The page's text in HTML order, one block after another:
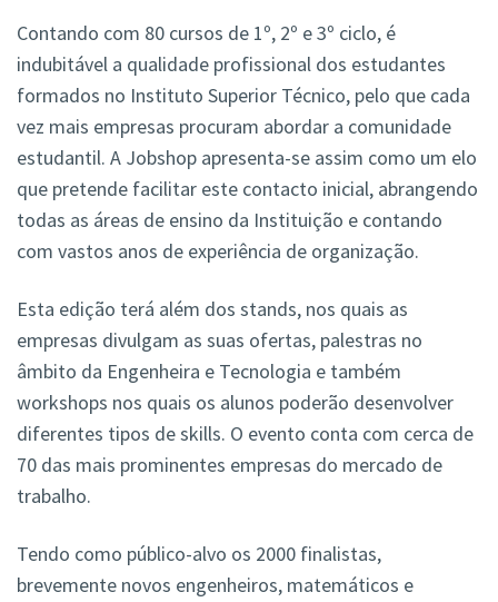
Contando com 80 cursos de 1º, 2º e 3º ciclo, é
indubitável a qualidade profissional dos estudantes
formados no Instituto Superior Técnico, pelo que cada
vez mais empresas procuram abordar a comunidade
estudantil. A Jobshop apresenta-se assim como um elo
que pretende facilitar este contacto inicial, abrangendo
todas as áreas de ensino da Instituição e contando
com vastos anos de experiência de organização.
Esta edição terá além dos stands, nos quais as
empresas divulgam as suas ofertas, palestras no
âmbito da Engenheira e Tecnologia e também
workshops nos quais os alunos poderão desenvolver
diferentes tipos de skills. O evento conta com cerca de
70 das mais prominentes empresas do mercado de
trabalho.
Tendo como público-alvo os 2000 finalistas,
brevemente novos engenheiros, matemáticos e